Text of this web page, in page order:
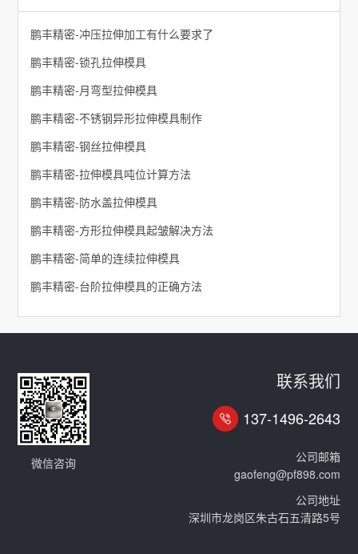
鹏丰精密-冲压拉伸加工有什么要求了
鹏丰精密-锁孔拉伸模具
鹏丰精密-月弯型拉伸模具
鹏丰精密-不锈钢异形拉伸模具制作
鹏丰精密-钢丝拉伸模具
鹏丰精密-拉伸模具吨位计算方法
鹏丰精密-防水盖拉伸模具
​鹏丰精密-方形拉伸模具起皱解决方法
鹏丰精密-简单的连续拉伸模具
鹏丰精密-台阶拉伸模具的正确方法
微信咨询
联系我们
137-1496-2643
公司邮箱
gaofeng@pf898.com
公司地址
深圳市龙岗区朱古石五清路5号